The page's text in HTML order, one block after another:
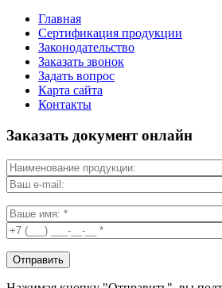
Главная
Сертификация продукции
Законодательство
Заказать звонок
Задать вопрос
Карта сайта
Контакты
Заказать документ онлайн